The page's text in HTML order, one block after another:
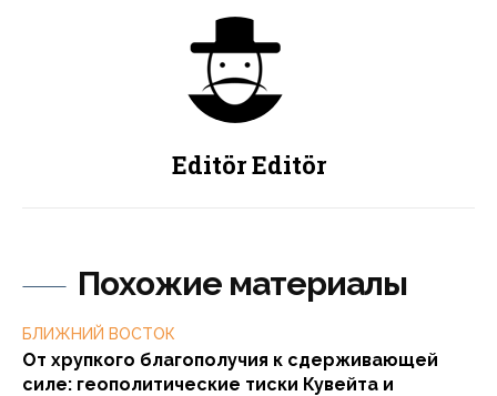
Похожие материалы
БЛИЖНИЙ ВОСТОК
От хрупкого благополучия к сдерживающей
силе: геополитические тиски Кувейта и
Editör Editör